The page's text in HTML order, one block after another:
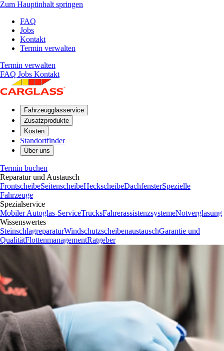
Zum Hauptinhalt springen
FAQ
Jobs
Kontakt
Termin verwalten
Termin verwalten
FAQ Jobs Kontakt
Fahrzeugglasservice
Zusatzprodukte
Kosten
Standortfinder
Über uns
Termin buchen
Reparatur und Austausch
FrontscheibeSeitenscheibeHeckscheibeDachfensterSpezielle
Fahrzeuge
Spezialservice
Mobiler Autoglas-ServiceTrucksFahrerassistenzsystemeNotverglasung
Wissenswertes
SteinschlagreparaturWindschutzscheibenaustauschGarantie und
QualitätFlottenmanagementRatgeber